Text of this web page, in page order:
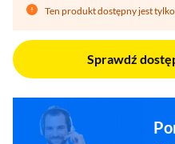
Ten produkt dostępny jest
Sprawdź